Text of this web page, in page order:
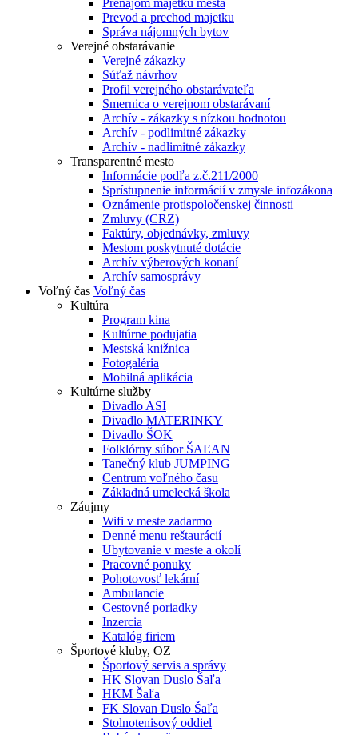
Prenájom majetku mesta
Prevod a prechod majetku
Správa nájomných bytov
Verejné obstarávanie
Verejné zákazky
Súťaž návrhov
Profil verejného obstarávateľa
Smernica o verejnom obstarávaní
Archív - zákazky s nízkou hodnotou
Archív - podlimitné zákazky
Archív - nadlimitné zákazky
Transparentné mesto
Informácie podľa z.č.211/2000
Sprístupnenie informácií v zmysle infozákona
Oznámenie protispoločenskej činnosti
Zmluvy (CRZ)
Faktúry, objednávky, zmluvy
Mestom poskytnuté dotácie
Archív výberových konaní
Archív samosprávy
Voľný čas Voľný čas
Kultúra
Program kina
Kultúrne podujatia
Mestská knižnica
Fotogaléria
Mobilná aplikácia
Kultúrne služby
Divadlo ASI
Divadlo MATERINKY
Divadlo ŠOK
Folklórny súbor ŠAĽAN
Tanečný klub JUMPING
Centrum voľného času
Základná umelecká škola
Záujmy
Wifi v meste zadarmo
Denné menu reštaurácií
Ubytovanie v meste a okolí
Pracovné ponuky
Pohotovosť lekární
Ambulancie
Cestovné poriadky
Inzercia
Katalóg firiem
Športové kluby, OZ
Športový servis a správy
HK Slovan Duslo Šaľa
HKM Šaľa
FK Slovan Duslo Šaľa
Stolnotenisový oddiel